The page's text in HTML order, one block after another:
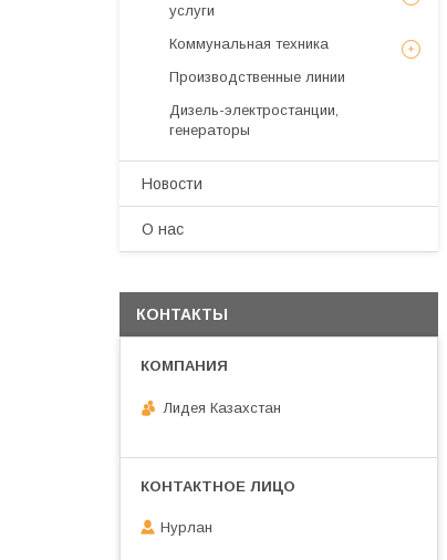
услуги
Коммунальная техника
Производственные линии
Дизель-электростанции,
генераторы
Новости
О нас
КОНТАКТЫ
Лидея Казахстан
Нурлан